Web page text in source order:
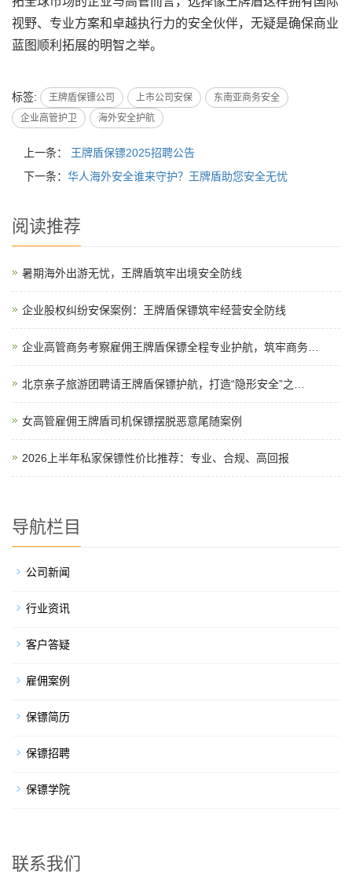
视野、专业方案和卓越执行力的安全伙伴，无疑是确保商业
蓝图顺利拓展的明智之举。
标签: 王牌盾保镖公司 上市公司安保
东南亚商务安全
企业高管护卫
海外安全护航
上一条： 王牌盾保镖2025招聘公告
下一条： 华人海外安全谁来守护？王牌盾助您安全无忧
阅读推荐
暑期海外出游无忧，王牌盾筑牢出境安全防线
企业股权纠纷安保案例：王牌盾保镖筑牢经营安全防线
企业高管商务考察雇佣王牌盾保镖全程专业护航，筑牢商务…
北京亲子旅游团聘请王牌盾保镖护航，打造“隐形安全”之…
女高管雇佣王牌盾司机保镖摆脱恶意尾随案例
2026上半年私家保镖性价比推荐：专业、合规、高回报
导航栏目
公司新闻
行业资讯
客户答疑
雇佣案例
保镖简历
保镖招聘
保镖学院
联系我们